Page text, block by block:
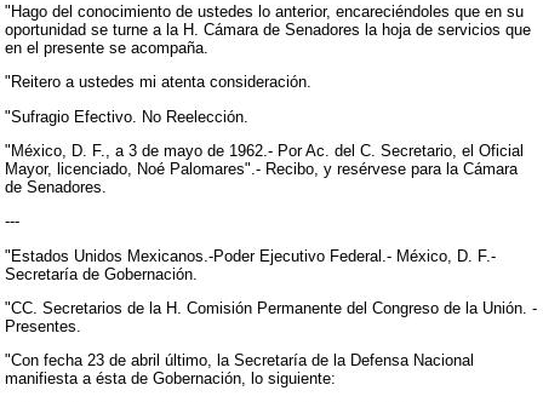
"Hago del conocimiento de ustedes lo anterior, encareciéndoles que en su
oportunidad se turne a la H. Cámara de Senadores la hoja de servicios que
en el presente se acompaña.
"Reitero a ustedes mi atenta consideración.
"Sufragio Efectivo. No Reelección.
"México, D. F., a 3 de mayo de 1962.- Por Ac. del C. Secretario, el Oficial
Mayor, licenciado, Noé Palomares".- Recibo, y resérvese para la Cámara
de Senadores.
---
"Estados Unidos Mexicanos.-Poder Ejecutivo Federal.- México, D. F.-
Secretaría de Gobernación.
"CC. Secretarios de la H. Comisión Permanente del Congreso de la Unión. -
Presentes.
"Con fecha 23 de abril último, la Secretaría de la Defensa Nacional
manifiesta a ésta de Gobernación, lo siguiente: